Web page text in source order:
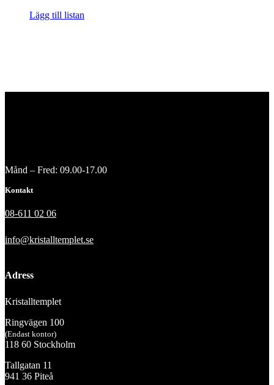
Lägg till listan
Månd – Fred: 09.00-17.00
Kontakt
08-611 02 06
info@kristalltemplet.se
Adress
Kristalltemplet
Ringvägen 100
(Endast kontor)
118 60 Stockholm
Tallgatan 11
941 36 Piteå